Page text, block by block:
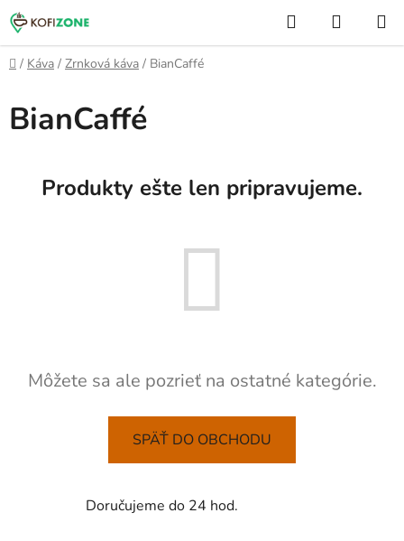
Prejsť
na
obsah
Hľadať
KOŠÍK
Domov
/ Káva / Zrnková káva / BianCaffé
BianCaffé
Produkty ešte len pripravujeme.
Môžete sa ale pozrieť na ostatné kategórie.
SPÄŤ DO OBCHODU
Doručujeme do 24 hod.